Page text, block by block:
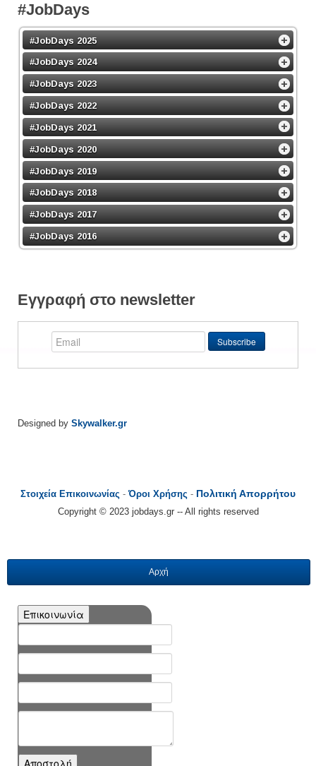
#JobDays
#JobDays 2025
#JobDays 2024
#JobDays 2023
#JobDays 2022
#JobDays 2021
#JobDays 2020
#JobDays 2019
#JobDays 2018
#JobDays 2017
#JobDays 2016
Εγγραφή στο newsletter
Designed by Skywalker.gr
Στοιχεία Επικοινωνίας -Όροι Χρήσης - Πολιτική Απορρήτου
Copyright © 2023 jobdays.gr -- All rights reserved
Αρχή